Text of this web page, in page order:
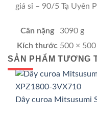
giá sỉ – 90/5 Tạ Uyên
Cân nặng
3090 g
Kích thước 500 ×
SẢN PHẨM TƯƠNG
GIÁ TỐT
GIÁ SỈ
Dây curoa Mitsusumi